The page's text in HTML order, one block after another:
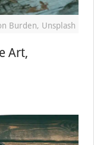
Burden, Unsplash
Art,